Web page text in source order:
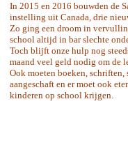
In 2015 en 2016 bouwden de
instelling uit Canada, drie
Zo ging een droom in
school altijd in bar slechte
Toch blijft onze hulp nog
maand veel geld nodig om de
Ook moeten boeken,
aangeschaft en er moet ook
kinderen op school krijgen.